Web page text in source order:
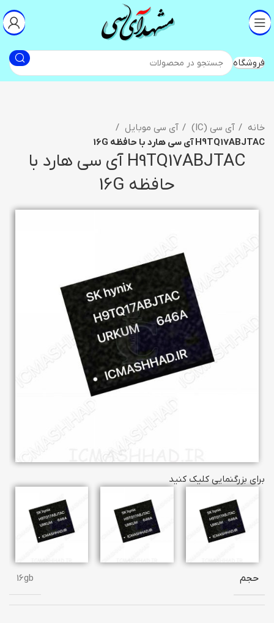
فروشگاه
خانه آی سی (IC)
آی سی موبایل
H9TQ17ABJTAC آی سی هارد با حافظه 16G
H9TQ17ABJTAC آی سی هارد با
حافظه 16G
برای بزرگنمایی کلیک کنید
حجم 16gb